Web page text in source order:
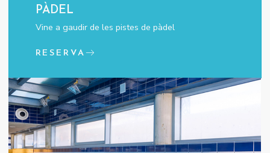
PÀDEL
Vine a gaudir de les pistes de pàdel
RESERVA